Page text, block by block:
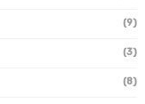
(9)
(3)
(8)